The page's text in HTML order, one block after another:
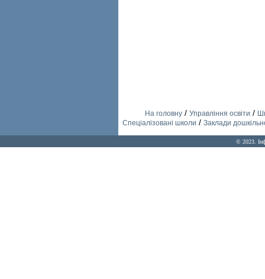
На головну/ Управління освіти /
Спеціалізовані школи / Заклади
© 2023.